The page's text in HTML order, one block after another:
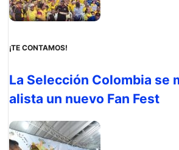
¡TE CONTAMOS!
La Selección Colombia se
alista un nuevo Fan Fest